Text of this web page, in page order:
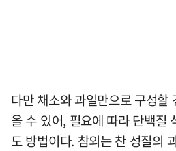
다만 채소와 과일만으로 구성할
올 수 있어, 필요에 따라 단백질
도 방법이다. 참외는 찬 성질의